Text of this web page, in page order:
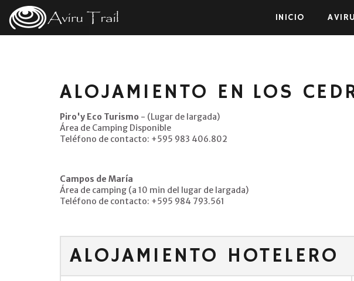
INICIO
ALOJAMIENTO EN LOS
Piro'y Eco Turismo - (Lugar de largada)
Área de Camping Disponible
Teléfono de contacto: +595 983 406.802
Campos de María
Área de camping (a 10 min del lugar de largada)
Teléfono de contacto: +595 984 793.561
ALOJAMIENTO HOTELERO